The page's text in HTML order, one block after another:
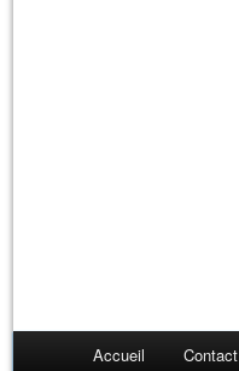
Accueil Contact